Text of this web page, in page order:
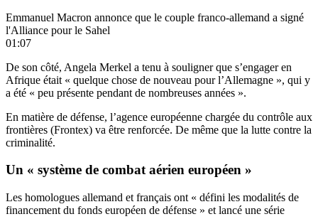
Emmanuel Macron annonce que le couple franco-allemand a signé
l'Alliance pour le Sahel
01:07
De son côté, Angela Merkel a tenu à souligner que s’engager en
Afrique était « quelque chose de nouveau pour l’Allemagne », qui y
a été « peu présente pendant de nombreuses années ».
En matière de défense, l’agence européenne chargée du contrôle aux
frontières (Frontex) va être renforcée. De même que la lutte contre la
criminalité.
Un « système de combat aérien européen »
Les homologues allemand et français ont « défini les modalités de
financement du fonds européen de défense » et lancé une série